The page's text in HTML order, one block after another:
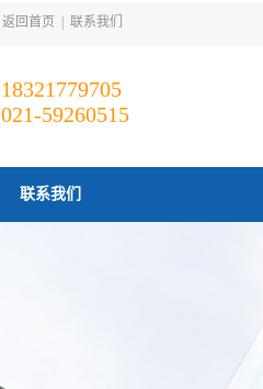
返回首页 联系我们
18321779705
021-59260515
联系我们